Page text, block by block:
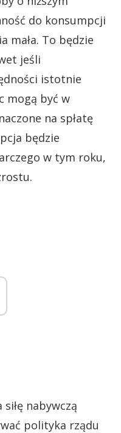
do konsumpcji
mała. To będzie
jeśli
istotnie
mogą być w
na spłatę
będzie
w tym roku,
nabywczą
polityka rządu